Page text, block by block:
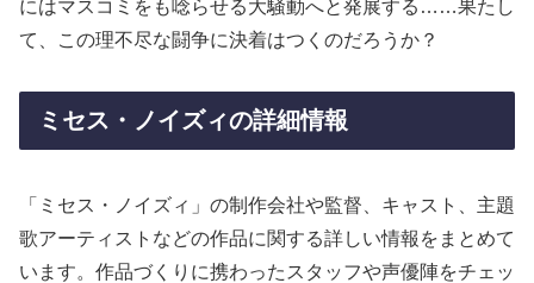
にはマスコミをも唸らせる大騒動へと発展する……果たし
て、この理不尽な闘争に決着はつくのだろうか？
ミセス・ノイズィの詳細情報
「ミセス・ノイズィ」の制作会社や監督、キャスト、主題
歌アーティストなどの作品に関する詳しい情報をまとめて
います。作品づくりに携わったスタッフや声優陣をチェッ